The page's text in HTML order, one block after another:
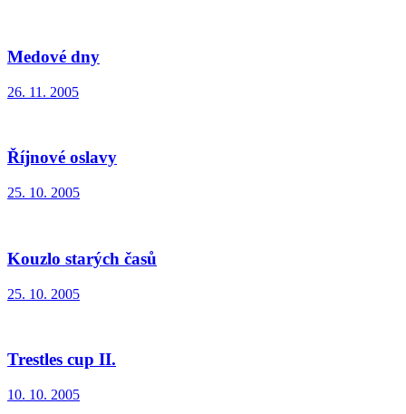
Medové dny
26. 11. 2005
Říjnové oslavy
25. 10. 2005
Kouzlo starých časů
25. 10. 2005
Trestles cup II.
10. 10. 2005